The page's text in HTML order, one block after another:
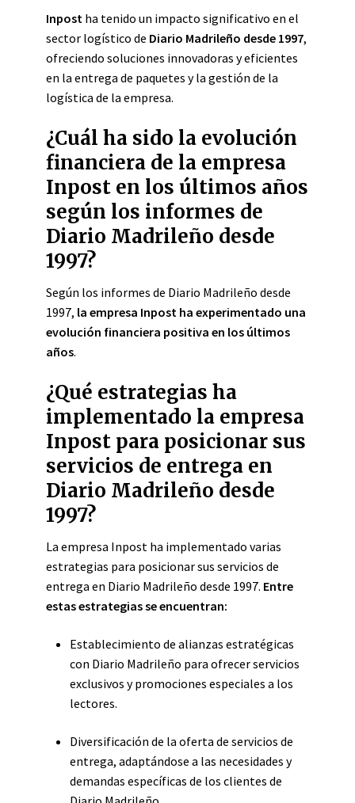
Inpost ha tenido un impacto significativo en el
sector logístico de Diario Madrileño desde 1997,
ofreciendo soluciones innovadoras y eficientes
en la entrega de paquetes y la gestión de la
logística de la empresa.
¿Cuál ha sido la evolución
financiera de la empresa
Inpost en los últimos años
según los informes de
Diario Madrileño desde
1997?
Según los informes de Diario Madrileño desde
1997, la empresa Inpost ha experimentado una
evolución financiera positiva en los últimos
años.
¿Qué estrategias ha
implementado la empresa
Inpost para posicionar sus
servicios de entrega en
Diario Madrileño desde
1997?
La empresa Inpost ha implementado varias
estrategias para posicionar sus servicios de
entrega en Diario Madrileño desde 1997. Entre
estas estrategias se encuentran:
Establecimiento de alianzas estratégicas
con Diario Madrileño para ofrecer servicios
exclusivos y promociones especiales a los
lectores.
Diversificación de la oferta de servicios de
entrega, adaptándose a las necesidades y
demandas específicas de los clientes de